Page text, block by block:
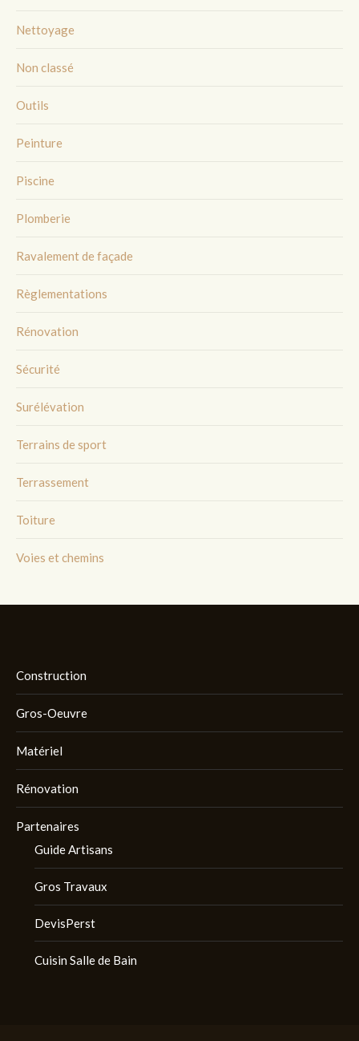
Nettoyage
Non classé
Outils
Peinture
Piscine
Plomberie
Ravalement de façade
Règlementations
Rénovation
Sécurité
Surélévation
Terrains de sport
Terrassement
Toiture
Voies et chemins
Construction
Gros-Oeuvre
Matériel
Rénovation
Partenaires
Guide Artisans
Gros Travaux
DevisPerst
Cuisin Salle de Bain